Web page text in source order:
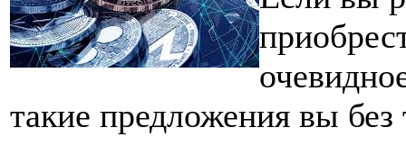
такие предложения вы